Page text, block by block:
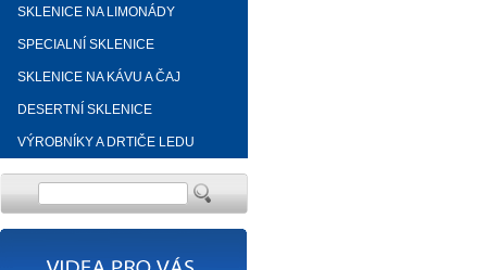
SKLENICE NA LIMONÁDY
SPECIALNÍ SKLENICE
SKLENICE NA KÁVU A ČAJ
DESERTNÍ SKLENICE
VÝROBNÍKY A DRTIČE LEDU